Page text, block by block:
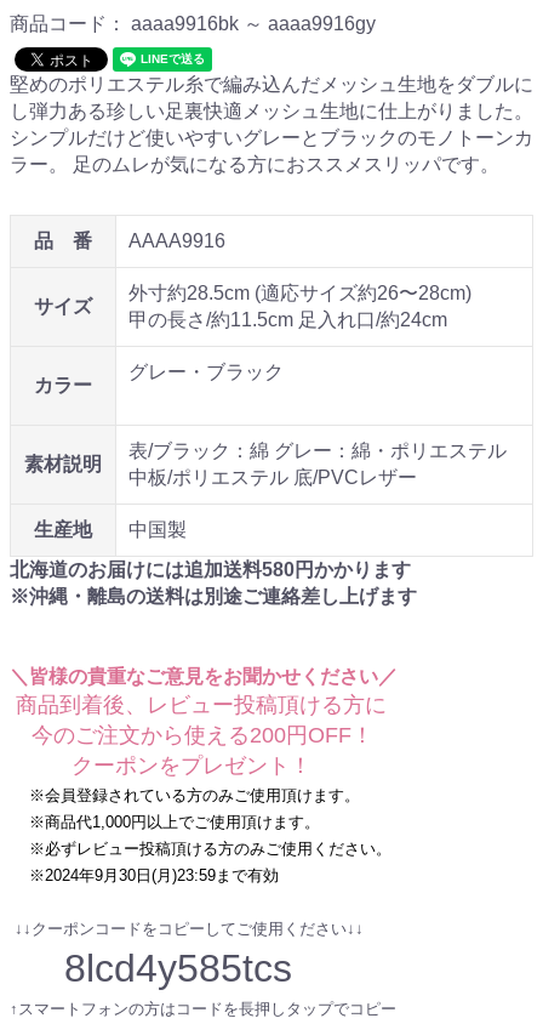
商品コード： aaaa9916bk ～ aaaa9916gy
堅めのポリエステル糸で編み込んだメッシュ生地をダブルに
し弾力ある珍しい足裏快適メッシュ生地に仕上がりました。
シンプルだけど使いやすいグレーとブラックのモノトーンカ
ラー。 足のムレが気になる方におススメスリッパです。
品 番 AAAA9916
サイズ
外寸約28.5cm (適応サイズ約26〜28cm)
甲の長さ/約11.5cm 足入れ口/約24cm
カラー
グレー・ブラック
素材説明
表/ブラック：綿 グレー：綿・ポリエステル
中板/ポリエステル 底/PVCレザー
生産地
中国製
北海道のお届けには追加送料580円かかります
※沖縄・離島の送料は別途ご連絡差し上げます
＼皆様の貴重なご意見をお聞かせください／
商品到着後、レビュー投稿頂ける方に
今のご注文から使える200円OFF！
クーポンをプレゼント！
※会員登録されている方のみご使用頂けます。
※商品代1,000円以上でご使用頂けます。
※必ずレビュー投稿頂ける方のみご使用ください。
※2024年9月30日(月)23:59まで有効
↓↓クーポンコードをコピーしてご使用ください↓↓
8lcd4y585tcs
↑スマートフォンの方はコードを長押しタップでコピー